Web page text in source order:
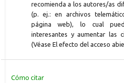
recomienda a los autores/as
(p. ej.: en archivos
página web), lo cual
interesantes y aumentar las
(Véase El efecto del acceso
Cómo citar